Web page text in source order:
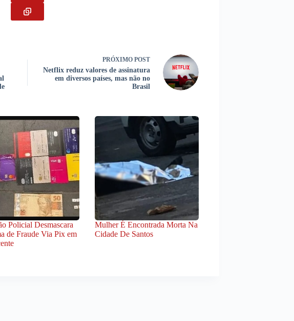
PRÓXIMO POST
Netflix reduz valores de assinatura
em diversos países, mas não no
Brasil
Policial Desmascara
de Fraude Via Pix em
Mulher É Encontrada Morta Na
Cidade De Santos